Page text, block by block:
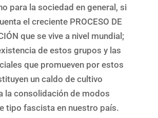
para la sociedad en general, si
el creciente PROCESO DE
que se vive a nivel mundial;
de estos grupos y las
que promueven por estos
un caldo de cultivo
la consolidación de modos
tipo fascista en nuestro país.